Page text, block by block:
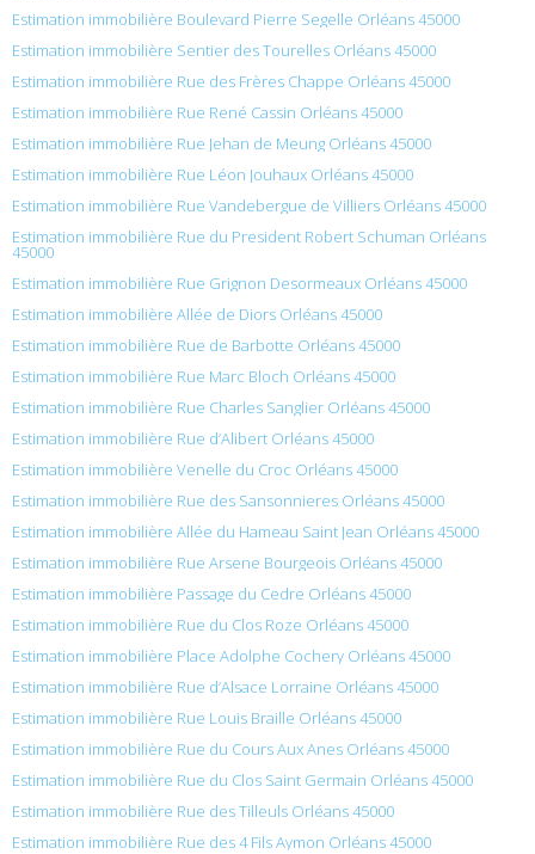
Estimation immobilière Boulevard Pierre Segelle Orléans 45000
Estimation immobilière Sentier des Tourelles Orléans 45000
Estimation immobilière Rue des Frères Chappe Orléans 45000
Estimation immobilière Rue René Cassin Orléans 45000
Estimation immobilière Rue Jehan de Meung Orléans 45000
Estimation immobilière Rue Léon Jouhaux Orléans 45000
Estimation immobilière Rue Vandebergue de Villiers Orléans 45000
Estimation immobilière Rue du President Robert Schuman Orléans
45000
Estimation immobilière Rue Grignon Desormeaux Orléans 45000
Estimation immobilière Allée de Diors Orléans 45000
Estimation immobilière Rue de Barbotte Orléans 45000
Estimation immobilière Rue Marc Bloch Orléans 45000
Estimation immobilière Rue Charles Sanglier Orléans 45000
Estimation immobilière Rue d’Alibert Orléans 45000
Estimation immobilière Venelle du Croc Orléans 45000
Estimation immobilière Rue des Sansonnieres Orléans 45000
Estimation immobilière Allée du Hameau Saint Jean Orléans 45000
Estimation immobilière Rue Arsene Bourgeois Orléans 45000
Estimation immobilière Passage du Cedre Orléans 45000
Estimation immobilière Rue du Clos Roze Orléans 45000
Estimation immobilière Place Adolphe Cochery Orléans 45000
Estimation immobilière Rue d’Alsace Lorraine Orléans 45000
Estimation immobilière Rue Louis Braille Orléans 45000
Estimation immobilière Rue du Cours Aux Anes Orléans 45000
Estimation immobilière Rue du Clos Saint Germain Orléans 45000
Estimation immobilière Rue des Tilleuls Orléans 45000
Estimation immobilière Rue des 4 Fils Aymon Orléans 45000